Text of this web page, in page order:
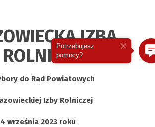
IZBA
ROLNICZA
do Rad Powiatowych
Izby Rolniczej
września 2023 roku
Potrzebujesz
pomocy?